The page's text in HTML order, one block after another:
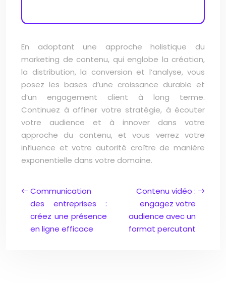
En adoptant une approche holistique du
marketing de contenu, qui englobe la création,
la distribution, la conversion et l’analyse, vous
posez les bases d’une croissance durable et
d’un engagement client à long terme.
Continuez à affiner votre stratégie, à écouter
votre audience et à innover dans votre
approche du contenu, et vous verrez votre
influence et votre autorité croître de manière
exponentielle dans votre domaine.
Communication
des entreprises :
créez une présence
en ligne efficace
Contenu vidéo :
engagez votre
audience avec un
format percutant